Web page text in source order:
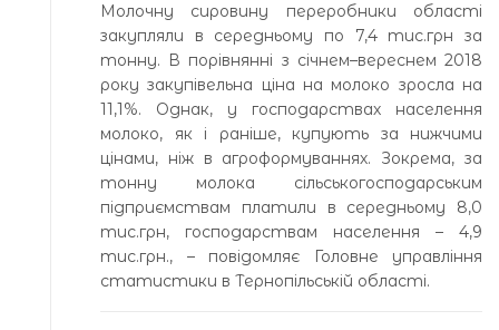
Молочну сировину переробники області
закупляли в середньому по 7,4 тис.грн за
тонну. В порівнянні з січнем–вереснем 2018
року закупівельна ціна на молоко зросла на
11,1%. Однак, у господарствах населення
молоко, як і раніше, купують за нижчими
цінами, ніж в агроформуваннях. Зокрема, за
тонну молока сільськогосподарським
підприємствам платили в середньому 8,0
тис.грн, господарствам населення – 4,9
тис.грн., – повідомляє Головне управління
статистики в Тернопільській області.